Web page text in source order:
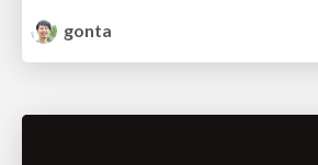
gonta